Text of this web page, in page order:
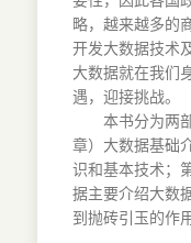
6.4 数据存储
6.5 基本语法 25
第7章 Pig 26
7.1 Hadoop Pig
7.2 Hadoop Pig
7.3 Hadoop
7.4 Hadoop
7.5 Pig的实现
7.6 Pig工具 28
略，越来越多的
开发大数据技术
大数据就在我们
遇，迎接挑战。
本书分为两部
章）大数据基础
识和基本技术；
据主要介绍大数
到抛砖引玉的作